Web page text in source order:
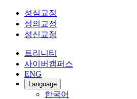
성심교정
성의교정
성신교정
트리니티
사이버캠퍼스
ENG
Language
한국어